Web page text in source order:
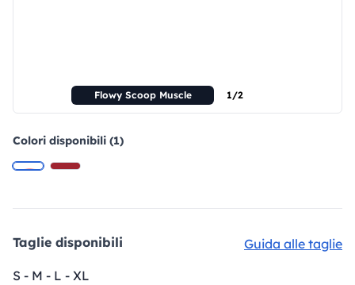
Flowy Scoop Muscle 1/2
Colori disponibili (1)
Taglie disponibili
Guida alle taglie
S - M - L - XL